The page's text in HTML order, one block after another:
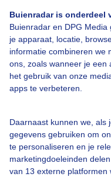
Buienradar is onderdeel
Buienradar en DPG
je apparaat, locatie,
informatie combineren we
ons, zoals wanneer je een
het gebruik van onze
apps te verbeteren.
Daarnaast kunnen we, als
gegevens gebruiken om
te personaliseren en je
marketingdoeleinden
van 13 externe platformen
Bekijk slideshow